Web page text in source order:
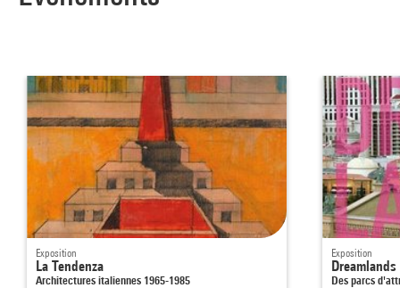
Exposition
La Tendenza
Architectures italiennes 1965-1985
Exposition
Dreamlands
Des parcs